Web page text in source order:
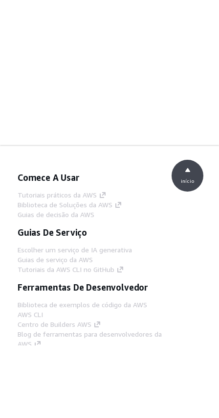
Comece A Usar
Tutoriais práticos da AWS
Biblioteca de Soluções da AWS
Guias de decisão da AWS
Guias De Serviço
Escolher um serviço de IA generativa
Guias de serviço da AWS
Tutoriais da AWS CLI no GitHub
Ferramentas De Desenvolvedor
Biblioteca de exemplos de código da AWS
AWS CLI
Centro de Builders AWS
Blog de ferramentas para desenvolvedores da
AWS
início